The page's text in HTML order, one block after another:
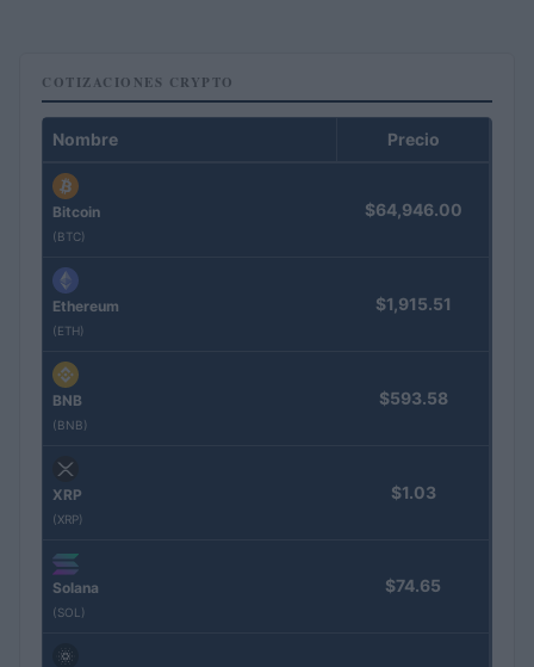
COTIZACIONES CRYPTO
Nombre Precio
Bitcoin
(BTC)
$64,946.00
Ethereum
(ETH)
$1,915.51
BNB
(BNB)
$593.58
XRP
(XRP)
$1.03
Solana
(SOL)
$74.65